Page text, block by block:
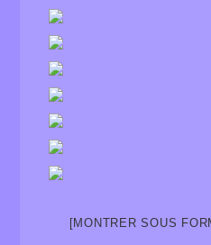
[MONTRER SOUS